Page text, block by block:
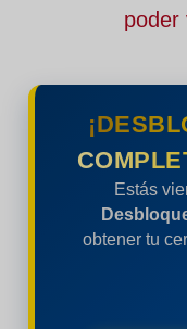
poder
Estás
obtener tu